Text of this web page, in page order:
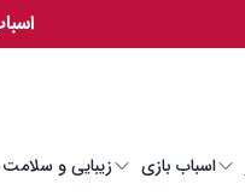
اسباب بازی زیبایی و سلامت